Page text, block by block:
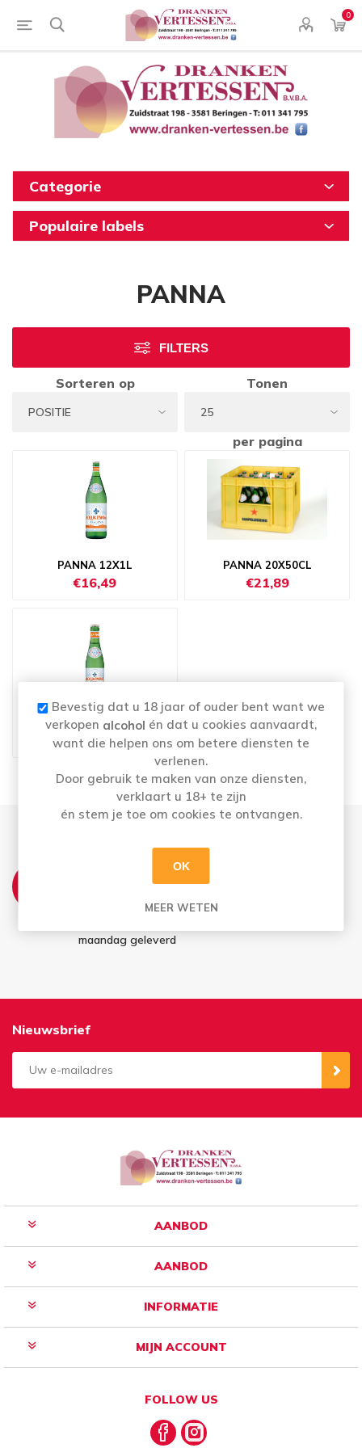
0
Categorie
Populaire labels
PANNA
FILTERS
Sorteren op Tonen
per pagina
PANNA 12X1L
€16,49
PANNA 20X50CL
€21,89
PANNA 24X25CL
€18,59
THUISLEVERING:
maandag geleverd
Nieuwsbrief
AANBOD
AANBOD
INFORMATIE
MIJN ACCOUNT
FOLLOW US
Bevestig dat u 18 jaar of ouder bent want we
verkopen alcohol én dat u cookies aanvaardt,
want die helpen ons om betere diensten te
verlenen.
Door gebruik te maken van onze diensten,
verklaart u 18+ te zijn
én stem je toe om cookies te ontvangen.
OK
MEER WETEN